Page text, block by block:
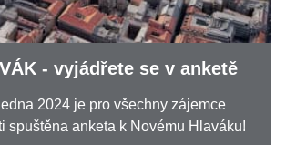
- vyjádřete se v anketě
2024 je pro všechny zájemce
spuštěna anketa k Novému Hlaváku!